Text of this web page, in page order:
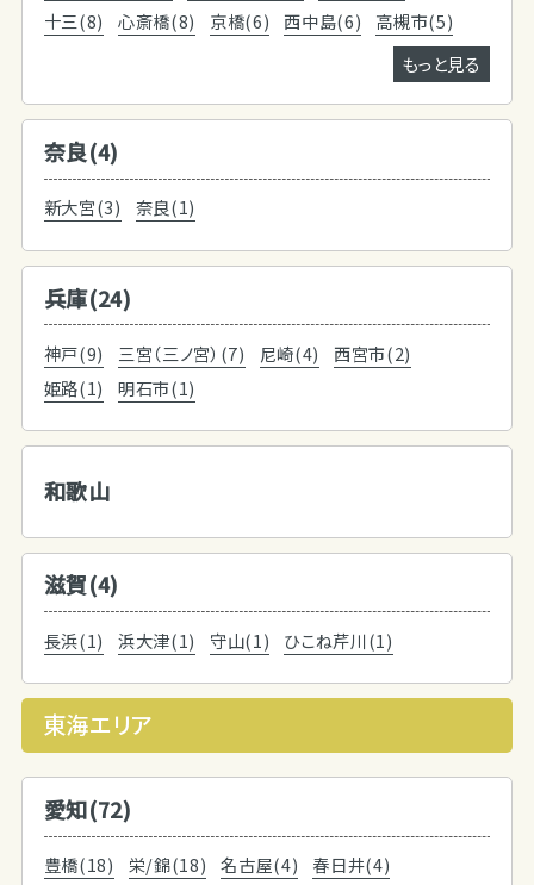
十三(8)
心斎橋(8) 京橋(6) 西中島(6)
高槻市(5)
もっと見る
奈良(4)
新大宮(3) 奈良(1)
兵庫(24)
神戸(9) 三宮（三ノ宮）(7) 尼崎(4)
西宮市(2)
姫路(1)
明石市(1)
和歌山
滋賀(4)
長浜(1) 浜大津(1) 守山(1) ひこね芹川(1)
東海エリア
愛知(72)
豊橋(18) 栄/錦(18) 名古屋(4)
春日井(4)